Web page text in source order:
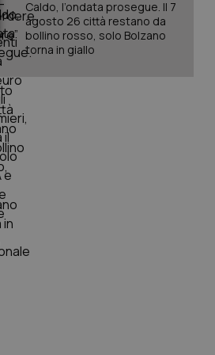
Caldo, l’ondata prosegue. Il 7
agosto 26 città restano da
bollino rosso, solo Bolzano
torna in giallo